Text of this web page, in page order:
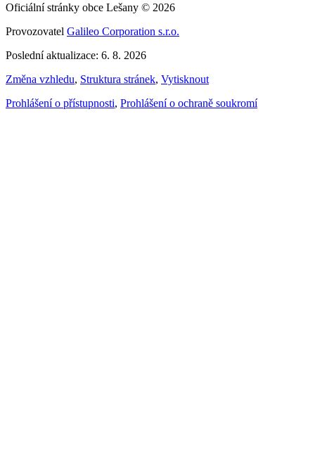
Oficiální stránky obce Lešany © 2026
Provozovatel Galileo Corporation s.r.o.
Poslední aktualizace: 6. 8. 2026
Změna vzhledu, Struktura stránek, Vytisknout
Prohlášení o přístupnosti, Prohlášení o ochraně soukromí